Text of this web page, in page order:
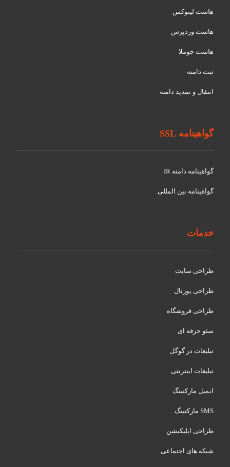
هاست لینوکس
هاست وردپرس
هاست جوملا
ثبت دامنه
انتقال و تمدید دامنه
گواهینامه SSL
گواهينامه دامنه IR
گواهينامه بین المللی
خدمات
طراحی سایت
طراحی پورتال
طراحی فروشگاه
سئو حرفه ای
تبلیغات در گوگل
تبلیغات اینترنتی
ایمیل مارکتینگ
SMS مارکتینگ
طراحی اپلیکیشن
شبکه های اجتماعی